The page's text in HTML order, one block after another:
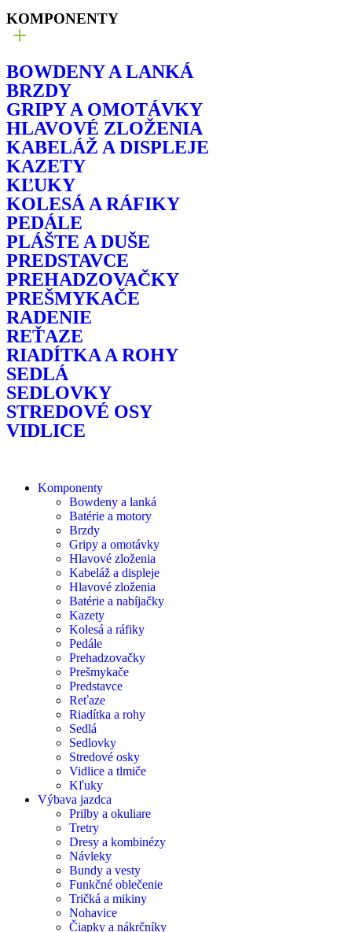
KOMPONENTY
BOWDENY A LANKÁ
BRZDY
GRIPY A OMOTÁVKY
HLAVOVÉ ZLOŽENIA
KABELÁŽ A DISPLEJE
KAZETY
KĽUKY
KOLESÁ A RÁFIKY
PEDÁLE
PLÁŠTE A DUŠE
PREDSTAVCE
PREHADZOVAČKY
PREŠMYKAČE
RADENIE
REŤAZE
RIADÍTKA A ROHY
SEDLÁ
SEDLOVKY
STREDOVÉ OSY
VIDLICE
Komponenty
Bowdeny a lanká
Batérie a motory
Brzdy
Gripy a omotávky
Hlavové zloženia
Kabeláž a displeje
Hlavové zloženia
Batérie a nabíjačky
Kazety
Kolesá a ráfiky
Pedále
Prehadzovačky
Prešmykače
Predstavce
Reťaze
Riadítka a rohy
Sedlá
Sedlovky
Stredové osky
Vidlice a tlmiče
Kľuky
Výbava jazdca
Prilby a okuliare
Tretry
Dresy a kombinézy
Návleky
Bundy a vesty
Funkčné oblečenie
Tričká a mikiny
Nohavice
Čiapky a nákrčníky